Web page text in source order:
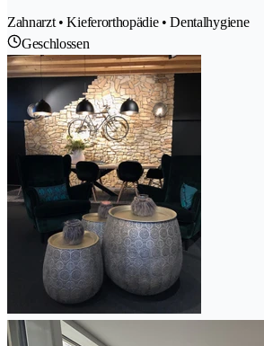
Zahnarzt • Kieferorthopädie • Dentalhygiene
Geschlossen